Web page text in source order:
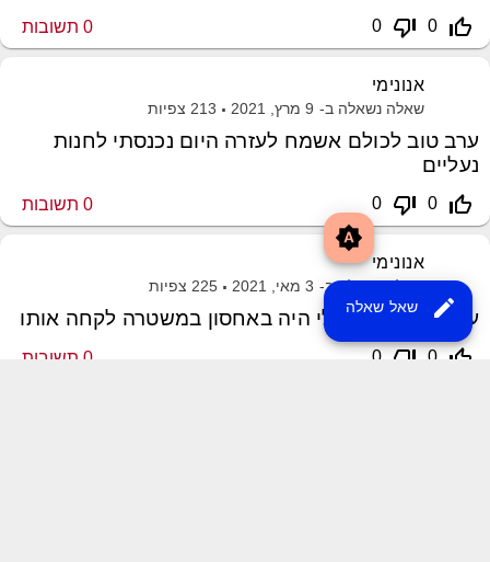
brightness_auto
edit שאל שאלה
thumb_up_off_alt
0
thumb_down_off_alt
0
0 תשובות
אנונימי
שאלה נשאלה ב- 9 מרץ, 2021 213 צפיות
ערב טוב לכולם אשמח לעזרה היום נכנסתי לחנות
נעליים
thumb_up_off_alt
0
thumb_down_off_alt
0
0 תשובות
אנונימי
שאלה נשאלה ב- 3 מאי, 2021 225 צפיות
ערב טוב הרכב שלי היה באחסון במשטרה לקחה אותו
thumb_up_off_alt
0
thumb_down_off_alt
0
0 תשובות